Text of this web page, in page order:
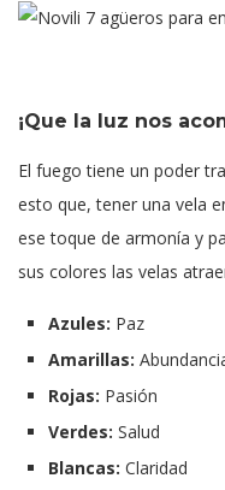
¡Que la luz nos
El fuego tiene un poder
esto que, tener una vela
ese toque de armonía y
sus colores las velas
Azules: Paz
Amarillas:
Rojas: Pasión
Verdes: Salud
Blancas: Claridad